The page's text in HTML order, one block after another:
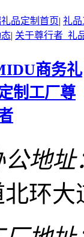
品定制首页| 礼品
| 关于尊行者_礼
公地址
北环大